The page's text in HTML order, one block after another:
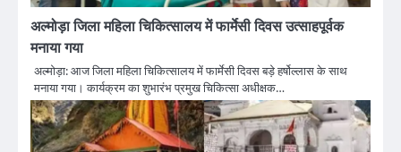
अल्मोड़ा जिला महिला चिकित्सालय में फार्मेसी दिवस उत्साहपूर्वक
मनाया गया
अल्मोड़ा: आज जिला महिला चिकित्सालय में फार्मेसी दिवस बड़े हर्षोल्लास के साथ
मनाया गया। कार्यक्रम का शुभारंभ प्रमुख चिकित्सा अधीक्षक…